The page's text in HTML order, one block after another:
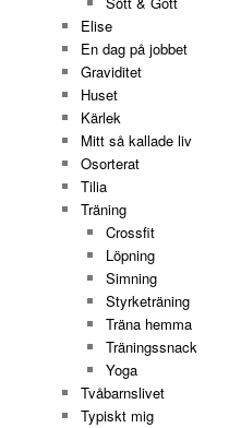
Elise
En dag på jobbet
Graviditet
Huset
Kärlek
Mitt så kallade liv
Osorterat
Tilia
Träning
Crossfit
Löpning
Simning
Styrketräning
Träna hemma
Träningssnack
Yoga
Tvåbarnslivet
Typiskt mig